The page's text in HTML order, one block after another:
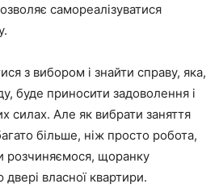
самореалізуватися
з вибором і знайти справу, яка,
буде приносити задоволення і
силах. Але як вибрати заняття
більше, ніж просто робота,
розчиняємося, щоранку
власної квартири.